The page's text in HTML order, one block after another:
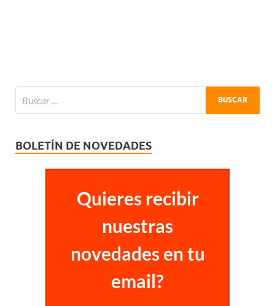
BOLETÍN DE NOVEDADES
Quieres recibir
nuestras
novedades en tu
email?